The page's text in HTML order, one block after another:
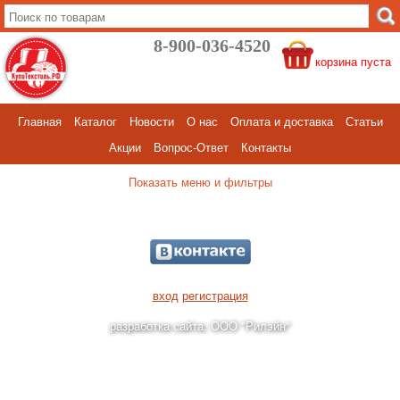
корзина пуста
8-900-036-4520
Главная Каталог Новости О нас Оплата и доставка
Статьи
Акции
Вопрос-Ответ Контакты
меню и фильтры
вход регистрация
разработка сайта: ООО "Рилэйн"